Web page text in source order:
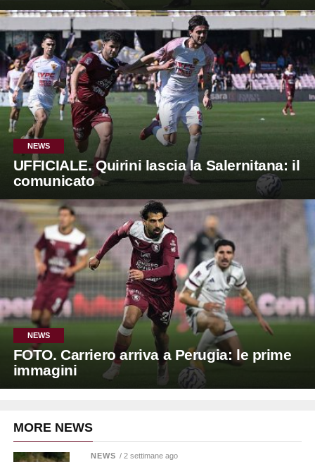
NEWS
UFFICIALE. Quirini lascia la Salernitana: il
comunicato
NEWS
FOTO. Carriero arriva a Perugia: le prime
immagini
MORE NEWS
NEWS / 2 settimane ago